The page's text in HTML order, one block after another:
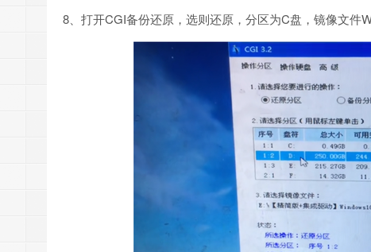
8、打开CGI备份还原，选则还原，分区为C盘，镜像文件